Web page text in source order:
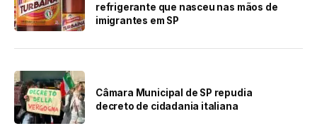
refrigerante que nasceu nas mãos de
imigrantes em SP
Câmara Municipal de SP repudia
decreto de cidadania italiana